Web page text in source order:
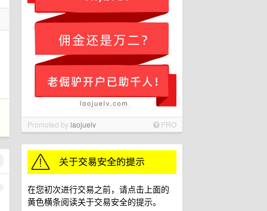
Promoted bylaojuelv PRO
在您初次进行交易之前，请点击上面的
黄色横条阅读关于交易安全的提示。